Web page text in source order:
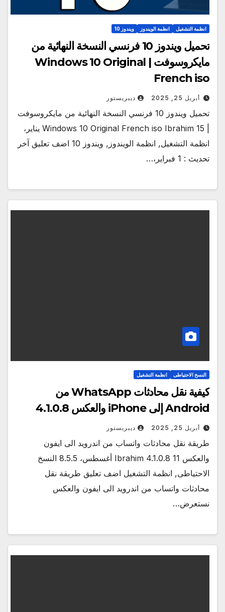
انظمة التشغيل انظمة الويندوز ويندوز 10
تحميل ويندوز 10 فرنسي النسخة النهائية من
مايكروسوفت | Windows 10 Original
French iso
أبريل 25, 2025 ديبريستور
تحميل ويندوز 10 فرنسي النسخة النهائية من مايكروسوفت
| Windows 10 Original French iso Ibrahim 15 يناير،
انظمة التشغيل, انظمة الويندوز, ويندوز 10 اضف تعليق آخر
تحديث : 1 فبراير،…
النسخ الاحتياطى انظمة التشغيل
كيفية نقل محادثات WhatsApp من
Android إلى iPhone والعكس 4.1.0.8
أبريل 25, 2025 ديبريستور
طريقة نقل محادثات واتساب من اندرويد الى ايفون
والعكس Ibrahim 4.1.0.8 11 أغسطس، 8.5.5 النسخ
الاحتياطى, انظمة التشغيل اضف تعليق طريقة نقل
محادثات واتساب من اندرويد الى ايفون والعكس
نستعرض…